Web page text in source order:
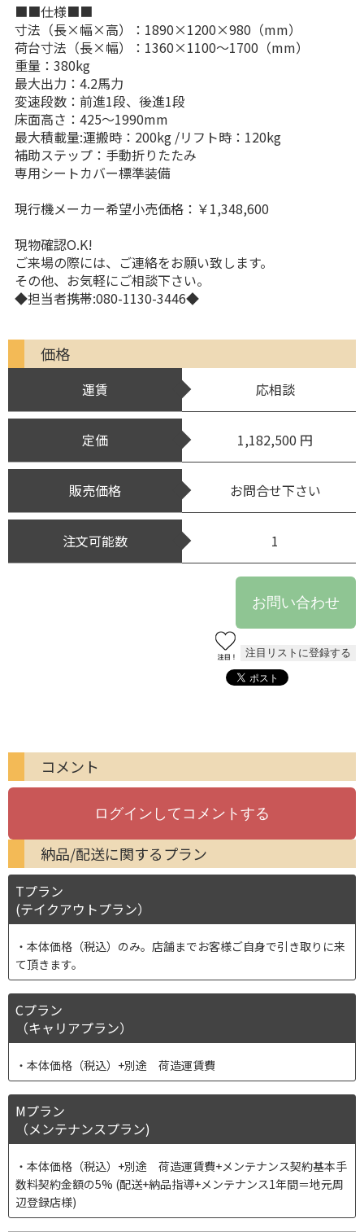
■■仕様■■
寸法（長×幅×高）：1890×1200×980（mm）
荷台寸法（長×幅）：1360×1100～1700（mm）
重量：380kg
最大出力：4.2馬力
変速段数：前進1段、後進1段
床面高さ：425～1990mm
最大積載量:運搬時：200kg /リフト時：120kg
補助ステップ：手動折りたたみ
専用シートカバー標準装備
現行機メーカー希望小売価格：￥1,348,600
現物確認O.K!
ご来場の際には、ご連絡をお願い致します。
その他、お気軽にご相談下さい。
◆担当者携帯:080-1130-3446◆
価格
運賃 応相談
定価 1,182,500 円
販売価格 お問合せ下さい
注文可能数 1
コメント
納品/配送に関するプラン
Tプラン
(テイクアウトプラン）
本体価格（税込）のみ。店舗までお客様ご自身で引き取りに来
て頂きます。
Cプラン
（キャリアプラン）
本体価格（税込）+別途 荷造運賃費
Mプラン
（メンテナンスプラン)
本体価格（税込）+別途 荷造運賃費+メンテナンス契約基本手
数料契約金額の5% (配送+納品指導+メンテナンス1年間＝地元周
辺登録店様)